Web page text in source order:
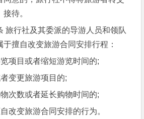
待。
行社及其委派的导游人员和领队
于擅自改变旅游合同安排行程：
目或者缩短游览时间的;
更旅游项目的;
数或者延长购物时间的;
变旅游合同安排的行为。